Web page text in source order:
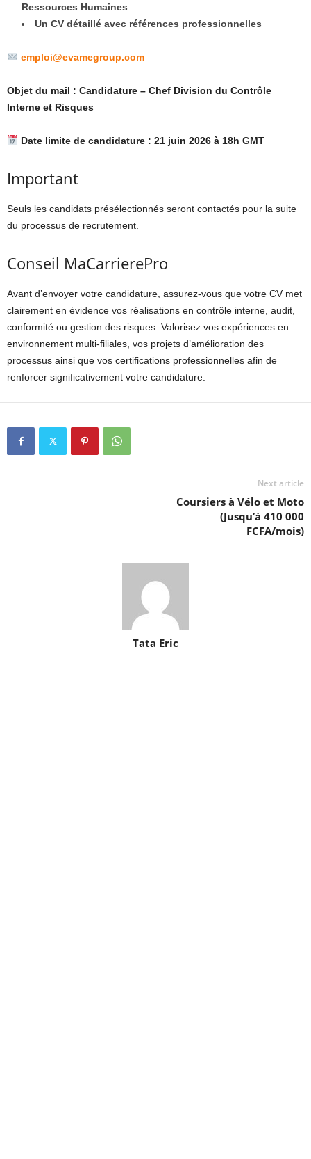
Ressources Humaines
Un CV détaillé avec références professionnelles
emploi@evamegroup.com
Objet du mail : Candidature – Chef Division du Contrôle
Interne et Risques
Date limite de candidature : 21 juin 2026 à 18h GMT
Important
Seuls les candidats présélectionnés seront contactés pour la suite
du processus de recrutement.
Conseil MaCarrierePro
Avant d’envoyer votre candidature, assurez-vous que votre CV met
clairement en évidence vos réalisations en contrôle interne, audit,
conformité ou gestion des risques. Valorisez vos expériences en
environnement multi-filiales, vos projets d’amélioration des
processus ainsi que vos certifications professionnelles afin de
renforcer significativement votre candidature.
Next article
Coursiers à Vélo et Moto
(Jusqu’à 410 000
FCFA/mois)
Tata Eric